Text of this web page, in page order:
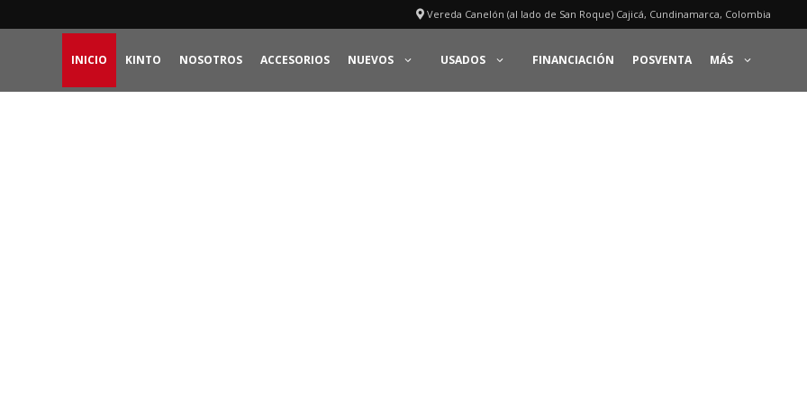
Vereda Canelón (al lado de San Roque) Cajicá, Cundinamarca, Colombia
INICIO KINTO NOSOTROS ACCESORIOS NUEVOS USADOS FINANCIACIÓN POSVENTA MÁS